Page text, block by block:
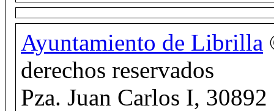
Ayuntamiento de Librilla
derechos reservados
Pza. Juan Carlos I,